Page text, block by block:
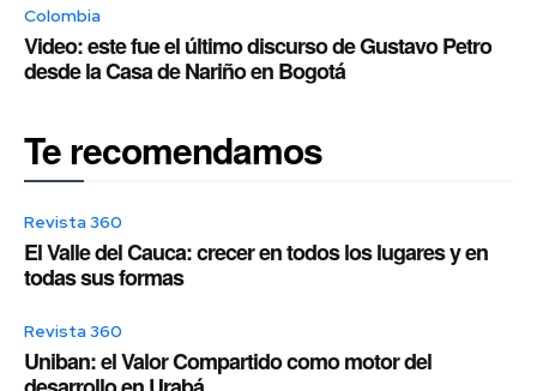
Colombia
Video: este fue el último discurso de Gustavo Petro
desde la Casa de Nariño en Bogotá
Te recomendamos
Revista 360
El Valle del Cauca: crecer en todos los lugares y en
todas sus formas
Revista 360
Uniban: el Valor Compartido como motor del